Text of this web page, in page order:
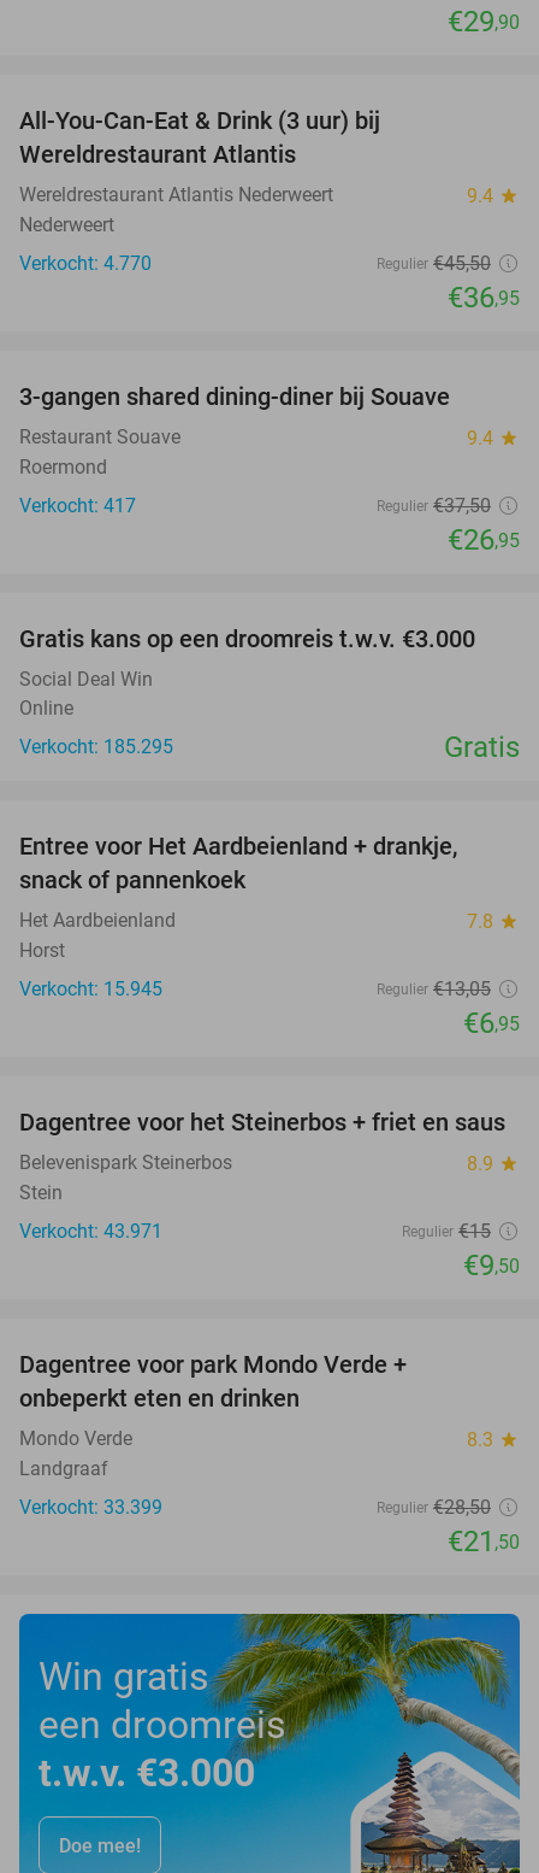
€29,90
All-You-Can-Eat & Drink (3 uur) bij
Wereldrestaurant Atlantis
Wereldrestaurant Atlantis Nederweert 9.4 star
Nederweert
Verkocht: 4.770
Regulier €45,50
€36,95
3-gangen shared dining-diner bij Souave
Restaurant Souave 9.4 star
Roermond
Verkocht: 417
Regulier €37,50
€26,95
Gratis kans op een droomreis t.w.v. €3.000
Social Deal Win
Online
Verkocht: 185.295
Gratis
Entree voor Het Aardbeienland + drankje,
snack of pannenkoek
Het Aardbeienland 7.8 star
Horst
Verkocht: 15.945
Regulier €13,05
€6,95
37%
Dagentree voor het Steinerbos + friet en saus
Belevenispark Steinerbos 8.9 star
Stein
Verkocht: 43.971
Regulier €15
€9,50
Dagentree voor park Mondo Verde +
onbeperkt eten en drinken
Mondo Verde 8.3 star
Landgraaf
Verkocht: 33.399
Regulier €28,50
€21 ,50
Win gratis
een droomreis
t.w.v. €3.000
Doe mee!